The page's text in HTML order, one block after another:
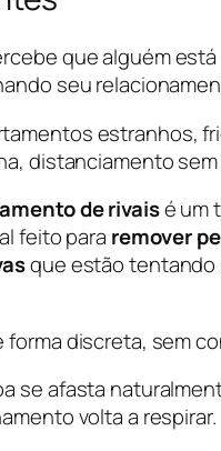
que alguém está
seu
estranhos,
distanciamento
de rivaisé um
feito para remover
que estão tentando
forma discreta, sem
se afasta
volta a respirar.